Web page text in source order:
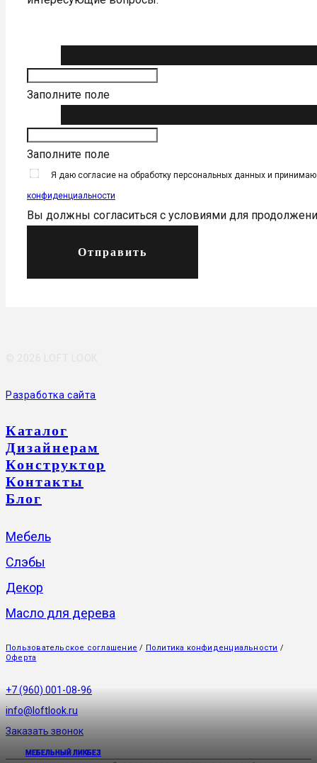
МЕБЕЛЬНЫЙ ЛИКБЕЗ
МЕБЕЛЬНЫЙ ЛИКБЕЗ
МЕБЕЛЬНЫЙ ЛИКБЕЗ
Заполните поле
Заполните поле
Я даю согласие на обработку персональных данных и
конфиденциальности
Вы должны согласиться с условиями для
Отправить
Разработка сайта
Каталог
Дизайнерам
Конструктор
Контакты
Блог
Мебель
Слэбы
Декор
Масло для дерева
Пользовательское соглашение / Политика конфиденциальности /
Оферта
+7 (960) 001-08-96
info@loftlook.ru
Заказать звонок